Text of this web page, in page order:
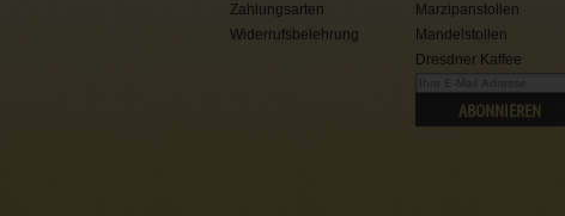
Zahlungsarten
Widerrufsbelehrung
Marzipanstollen
Mandelstollen
Dresdner Kaffee
ABONNIEREN